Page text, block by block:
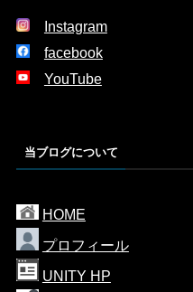
Instagram
facebook
YouTube
当ブログについて
HOME
プロフィール
UNITY HP